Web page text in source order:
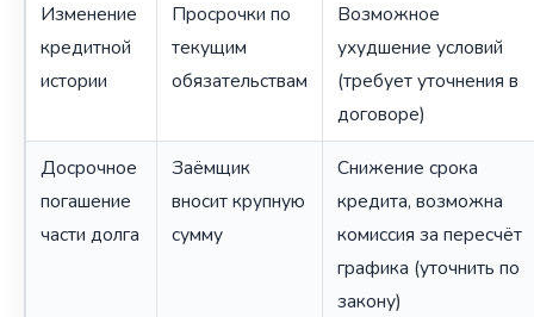
Изменение
кредитной
истории
Просрочки по
текущим
обязательствам
Возможное
ухудшение условий
(требует уточнения в
договоре)
Досрочное
погашение
части долга
Заёмщик
вносит крупную
сумму
Снижение срока
кредита, возможна
комиссия за пересчёт
графика (уточнить по
закону)